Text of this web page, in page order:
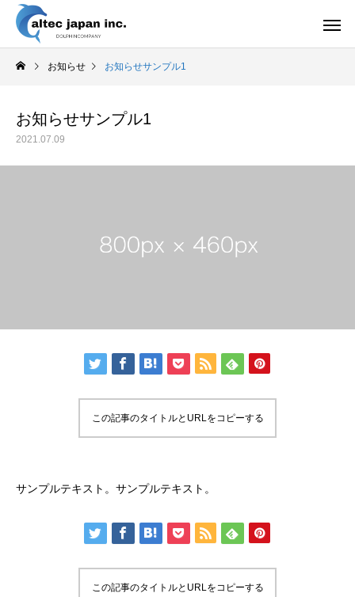
サプリメント
お知らせ お知らせサンプル1
お知らせサンプル1
2021.07.09
この記事のタイトルとURLをコピーする
サンプルテキスト。サンプルテキスト。
この記事のタイトルとURLをコピーする